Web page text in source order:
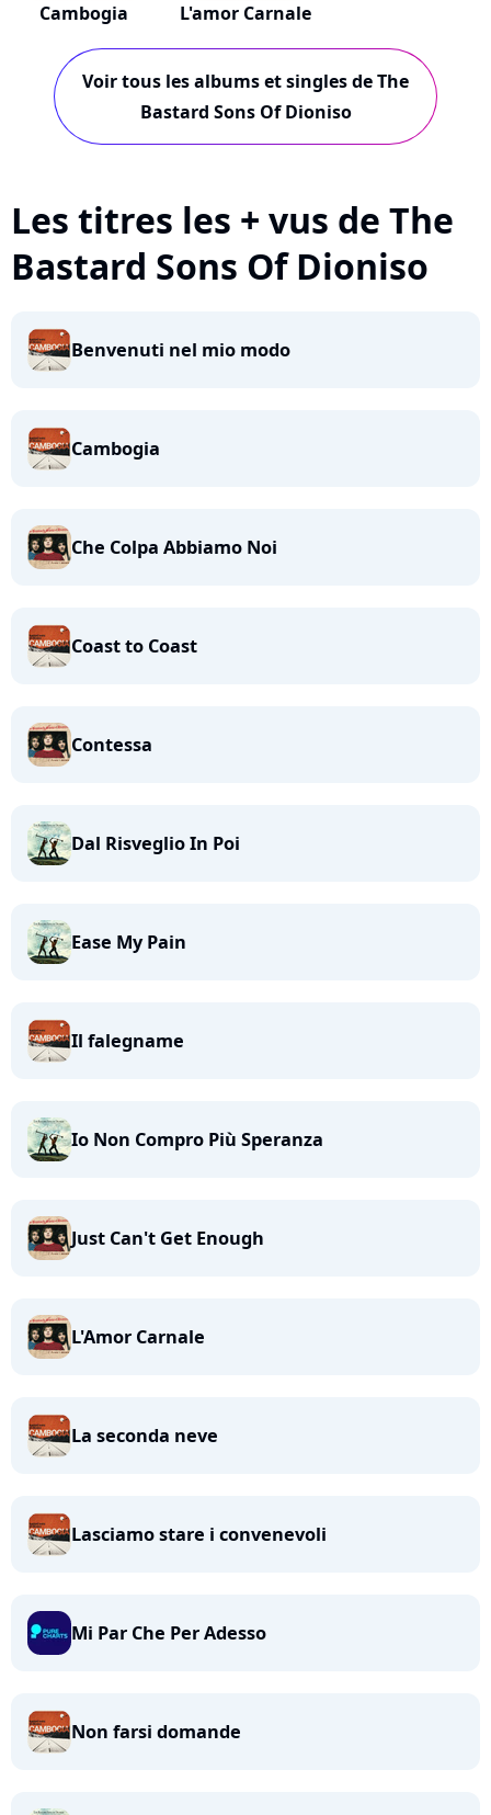
Cambogia L'amor Carnale
Voir tous les albums et singles de The
Bastard Sons Of Dioniso
Les titres les + vus de The
Bastard Sons Of Dioniso
Benvenuti nel mio modo
Cambogia
Che Colpa Abbiamo Noi
Coast to Coast
Contessa
Dal Risveglio In Poi
Ease My Pain
Il falegname
Io Non Compro Più Speranza
Just Can't Get Enough
L'Amor Carnale
La seconda neve
Lasciamo stare i convenevoli
Mi Par Che Per Adesso
Non farsi domande